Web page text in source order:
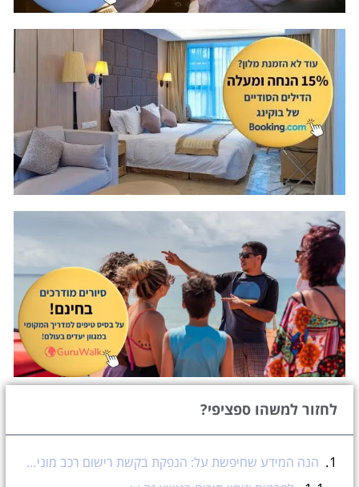
לחזור למשהו ספציפי?
הנה המידע שחיפשת על: הנפקת בקשת רישום רכב מונית-מפעיל מונית חדש אדם פרטי במשרד התחבורה בישראל